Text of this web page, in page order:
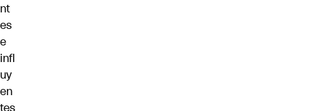
nt
es
e
infl
uy
en
tes